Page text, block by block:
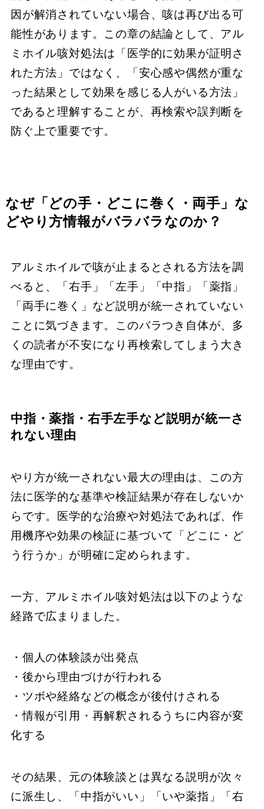
因が解消されていない場合、咳は再び出る可
能性があります。この章の結論として、アル
ミホイル咳対処法は「医学的に効果が証明さ
れた方法」ではなく、「安心感や偶然が重な
った結果として効果を感じる人がいる方法」
であると理解することが、再検索や誤判断を
防ぐ上で重要です。
なぜ「どの手・どこに巻く・両手」な
どやり方情報がバラバラなのか？
アルミホイルで咳が止まるとされる方法を調
べると、「右手」「左手」「中指」「薬指」
「両手に巻く」など説明が統一されていない
ことに気づきます。このバラつき自体が、多
くの読者が不安になり再検索してしまう大き
な理由です。
中指・薬指・右手左手など説明が統一さ
れない理由
やり方が統一されない最大の理由は、この方
法に医学的な基準や検証結果が存在しないか
らです。医学的な治療や対処法であれば、作
用機序や効果の検証に基づいて「どこに・ど
う行うか」が明確に定められます。
一方、アルミホイル咳対処法は以下のような
経路で広まりました。
・個人の体験談が出発点
・後から理由づけが行われる
・ツボや経絡などの概念が後付けされる
・情報が引用・再解釈されるうちに内容が変
化する
その結果、元の体験談とは異なる説明が次々
に派生し、「中指がいい」「いや薬指」「右